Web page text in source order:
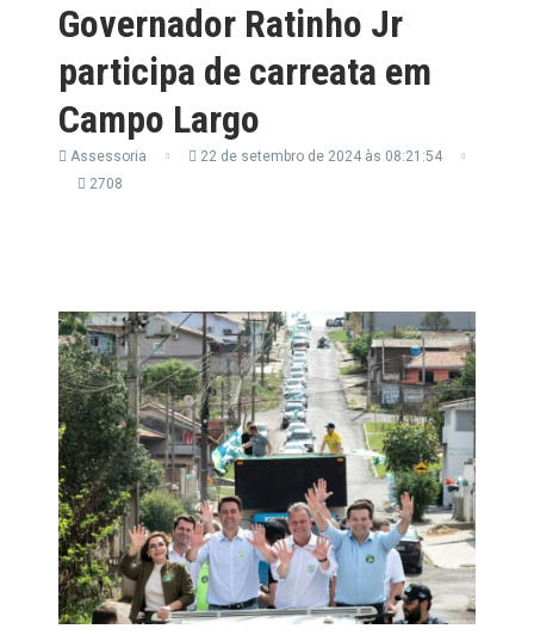
Governador Ratinho Jr
participa de carreata em
Campo Largo
Assessoria
22 de setembro de 2024 às 08:21:54
2708